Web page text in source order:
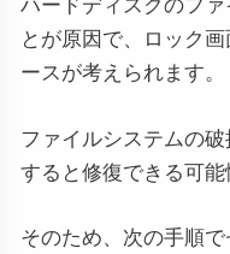
とが原因で、ロック
ースが考えられます。
ファイルシステムの
すると修復できる可能
そのため、次の手順